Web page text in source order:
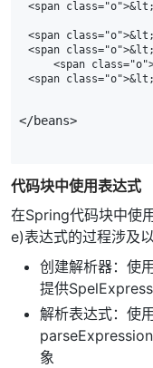
<span
<span
<span
<span
</beans>
代码块中使用表达式
在Spring代码块中使
e)表达式的过程涉及
创建解析器：使
提供
解析表达式：使
象